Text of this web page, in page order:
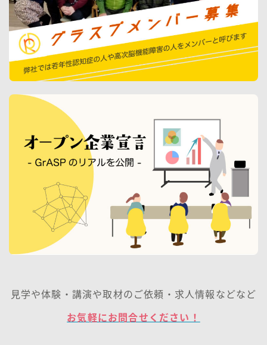
見学や体験・講演や取材のご依頼・求人情報などなど
お気軽にお問合せください！